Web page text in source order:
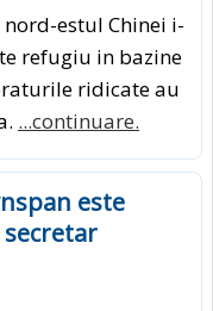
estul Chinei i-
refugiu in bazine
ridicate au
...continuare.
este